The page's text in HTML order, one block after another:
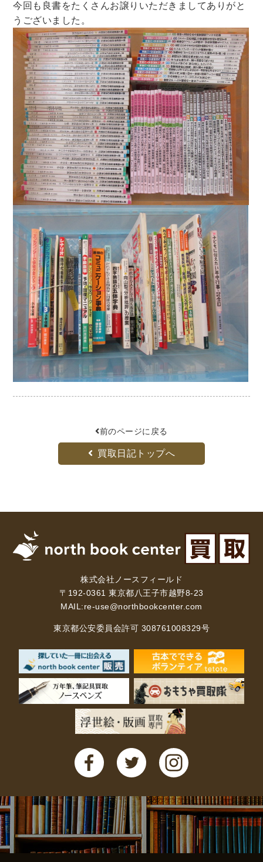
精神医学書
臨床医学一般
薬学書
針灸・漢方
伝統医学・東洋医学
基礎医学
小児科学
整形外科学
暮らし・趣味・実用書他
暮らしと健康
ガーデニング
クッキング・レシピ本・グルメ
住まい・インテリア
占い
手芸・クラフト
美容・着物・ファッション
趣味・スポーツ
釣り
キャンプ
他スポーツ
登山・ハイキング・クライミング
資格検定・辞書辞典
公務員・教員採用試験
医療・看護資格
就職対策
英語学習
工学・技術・環境
語学検定・通訳
語学辞典・辞典
法律・ビジネス・事務資格関連
運輸・船舶・通信
食品・衛生・福祉
CD・DVD・Blu-ray
その他
その他
木版画・浮世絵
今回も良書をたくさんお譲りいただきましてありがと
うございました。
前のページに戻る
買取日記トップへ
株式会社ノースフィールド
〒192-0361 東京都八王子市越野8-23
MAIL:re-use@northbookcenter.com
東京都公安委員会許可 308761008329号